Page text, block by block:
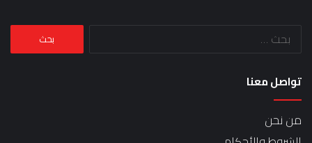
البحث
تواصل معنا
من نحن